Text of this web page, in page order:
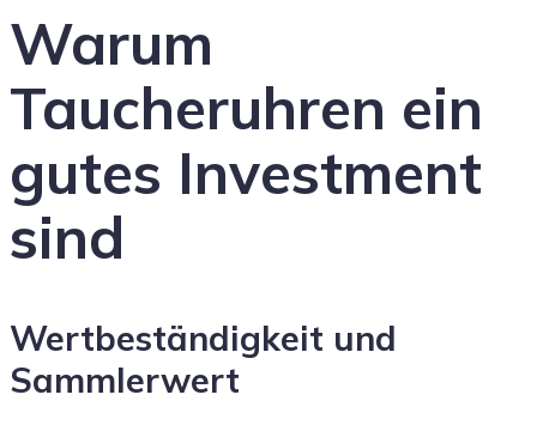
Warum
Taucheruhren ein
gutes Investment
sind
Wertbeständigkeit und
Sammlerwert